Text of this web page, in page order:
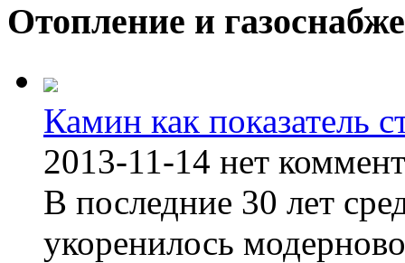
Отопление и
Камин как показатель
2013-11-14 нет
В последние 30 лет
укоренилось